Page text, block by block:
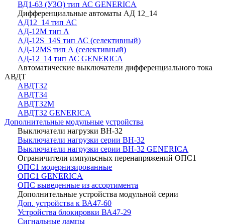
ВД1-63 (УЗО) тип АС GENERICA
Дифференциальные автоматы АД 12_14
АД12_14 тип АС
АД-12М тип А
АД-12S_14S тип АС (селективный)
АД-12МS тип А (селективный)
АД-12_14 тип АС GENERICA
Автоматические выключатели дифференциального тока
АВДТ
АВДТ32
АВДТ34
АВДТ32М
АВДТ32 GENERICA
Дополнительные модульные устройства
Выключатели нагрузки ВН-32
Выключатели нагрузки серии ВН-32
Выключатели нагрузки серии ВН-32 GENERICA
Ограничители импульсных перенапряжений ОПС1
ОПС1 модернизированные
ОПС1 GENERICA
ОПС выведенные из ассортимента
Дополнительные устройства модульной серии
Доп. устройства к ВА47-60
Устройства блокировки ВА47-29
Сигнальные лампы